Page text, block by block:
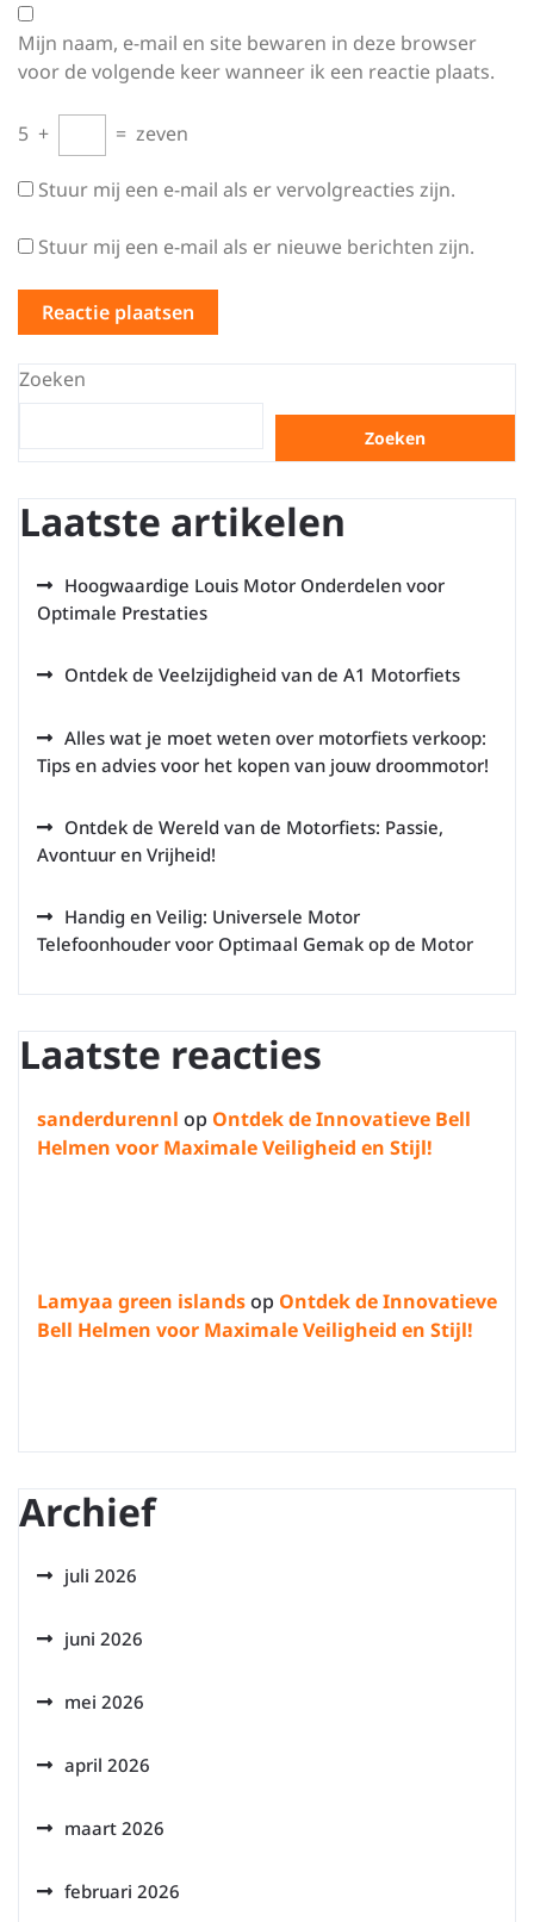
Mijn naam, e-mail en site bewaren in deze browser
voor de volgende keer wanneer ik een reactie plaats.
5 + = zeven
Stuur mij een e-mail als er vervolgreacties zijn.
Stuur mij een e-mail als er nieuwe berichten zijn.
Zoeken
Zoeken
Laatste artikelen
Hoogwaardige Louis Motor Onderdelen voor
Optimale Prestaties
Ontdek de Veelzijdigheid van de A1 Motorfiets
Alles wat je moet weten over motorfiets verkoop:
Tips en advies voor het kopen van jouw droommotor!
Ontdek de Wereld van de Motorfiets: Passie,
Avontuur en Vrijheid!
Handig en Veilig: Universele Motor
Telefoonhouder voor Optimaal Gemak op de Motor
Laatste reacties
sanderdurennl op Ontdek de Innovatieve Bell
Helmen voor Maximale Veiligheid en Stijl!
Lamyaa green islandsop Ontdek de Innovatieve
Bell Helmen voor Maximale Veiligheid en Stijl!
Archief
juli 2026
juni 2026
mei 2026
april 2026
maart 2026
februari 2026